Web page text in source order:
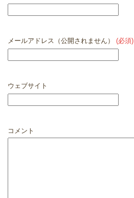
メールアドレス（公開されません） (必須)
ウェブサイト
コメント